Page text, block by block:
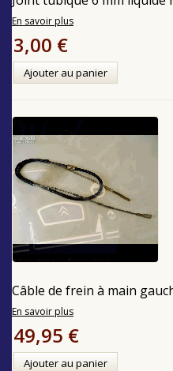
En savoir plus
3,00 €
Ajouter au panier
Câble de frein à main
En savoir plus
49,95 €
Ajouter au panier